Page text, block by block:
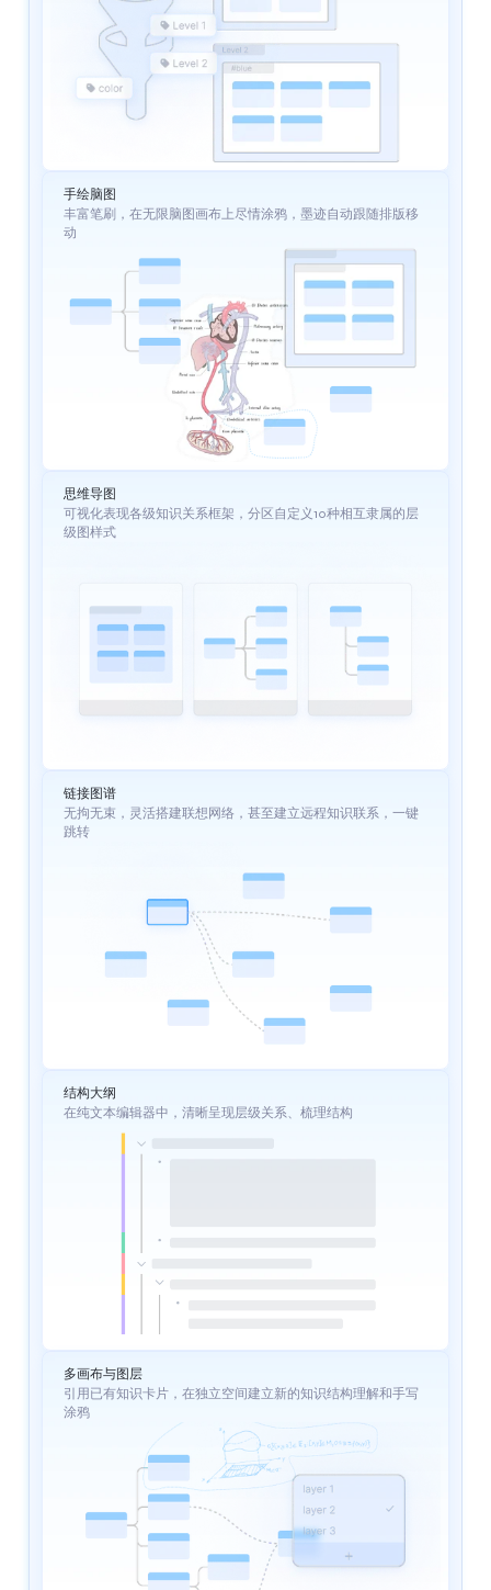
手绘脑图
丰富笔刷，在无限脑图画布上尽情涂鸦，墨迹自动跟随排版移
动
思维导图
可视化表现各级知识关系框架，分区自定义10种相互隶属的层
级图样式
链接图谱
无拘无束，灵活搭建联想网络，甚至建立远程知识联系，一键
跳转
结构大纲
在纯文本编辑器中，清晰呈现层级关系、梳理结构
多画布与图层
引用已有知识卡片，在独立空间建立新的知识结构理解和手写
涂鸦